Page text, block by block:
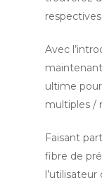
respectives.
Avec
ultime
multiples /
Faisant
fibre de
l’utilisateur